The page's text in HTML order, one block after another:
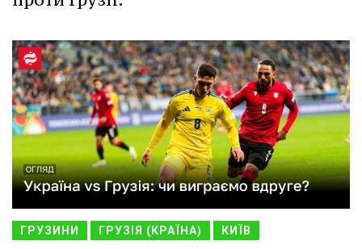
ГРУЗИНИ ГРУЗІЯ (КРАЇНА) КИЇВ